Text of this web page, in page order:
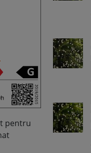
pentru